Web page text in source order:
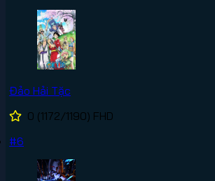
Đảo Hải Tặc
0 (1172/1190) FHD
#6